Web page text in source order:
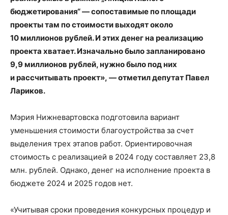
бюджетирования“ — сопоставимые по площади
проекты там по стоимости выходят около
10 миллионов рублей. И этих денег на реализацию
проекта хватает. Изначально было запланировано
9,9 миллионов рублей, нужно было под них
и рассчитывать проект», — отметил депутат Павел
Лариков.
Мэрия Нижневартовска подготовила вариант
уменьшения стоимости благоустройства за счет
выделения трех этапов работ. Ориентировочная
стоимость с реализацией в 2024 году составляет 23,8
млн. рублей. Однако, денег на исполнение проекта в
бюджете 2024 и 2025 годов нет.
«Учитывая сроки проведения конкурсных процедур и